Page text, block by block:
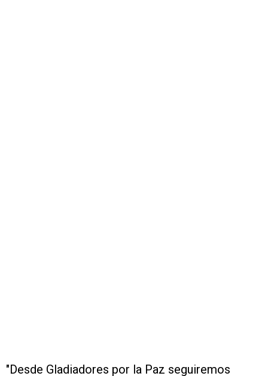
"Desde Gladiadores por la Paz seguiremos